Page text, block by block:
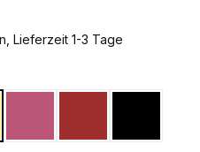
Lieferzeit 1-3 Tage